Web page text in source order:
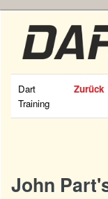
Dart
Training
Zurück
John